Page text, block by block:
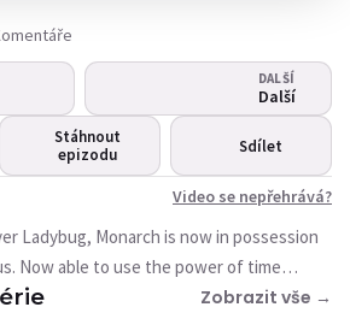
aktuálně
DALŠÍ
Další
Stáhnout
epizodu
Sdílet
Video se nepřehrává?
Ladybug, Monarch is now in possession
Now able to use the power of time
to return to a point in the past when
Zobrazit vše →